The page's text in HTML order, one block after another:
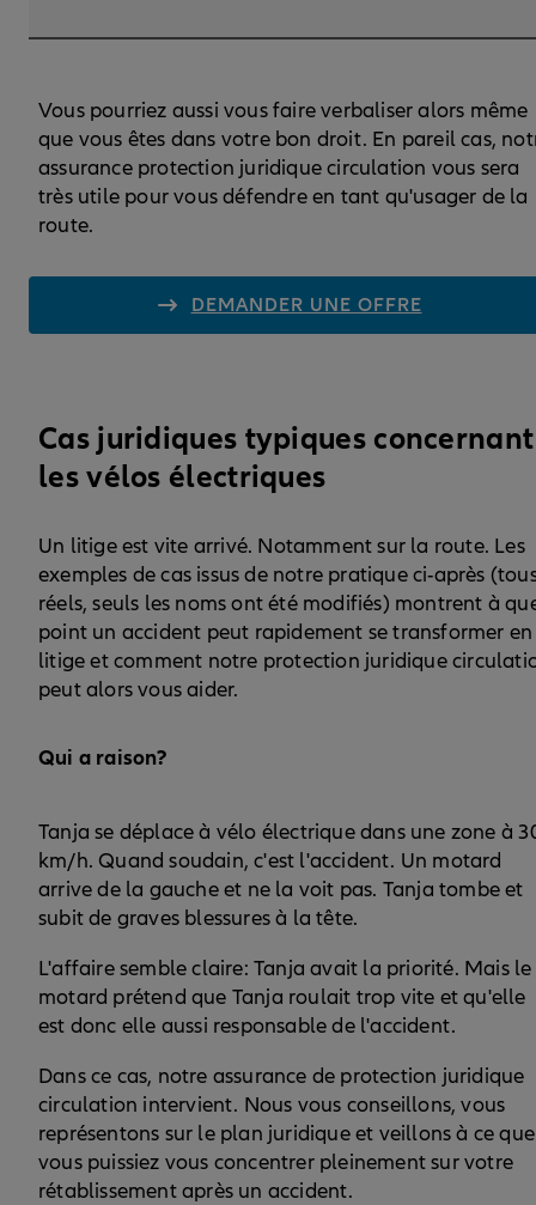
Vous pourriez aussi vous faire verbaliser alors même
que vous êtes dans votre bon droit. En pareil cas,
assurance protection juridique circulation vous sera
très utile pour vous défendre en tant qu'usager de la
route.
DEMANDER UNE OFFRE
Cas juridiques typiques concernant
les vélos électriques
Un litige est vite arrivé. Notamment sur la route. Les
exemples de cas issus de notre pratique ci-après
réels, seuls les noms ont été modifiés) montrent à
point un accident peut rapidement se transformer en
litige et comment notre protection juridique
peut alors vous aider.
Qui a raison?
Tanja se déplace à vélo électrique dans une zone à
km/h. Quand soudain, c'est l'accident. Un motard
arrive de la gauche et ne la voit pas. Tanja tombe et
subit de graves blessures à la tête.
L'affaire semble claire: Tanja avait la priorité. Mais le
motard prétend que Tanja roulait trop vite et qu'elle
est donc elle aussi responsable de l'accident.
Dans ce cas, notre assurance de protection juridique
circulation intervient. Nous vous conseillons, vous
représentons sur le plan juridique et veillons à ce que
vous puissiez vous concentrer pleinement sur votre
rétablissement après un accident.